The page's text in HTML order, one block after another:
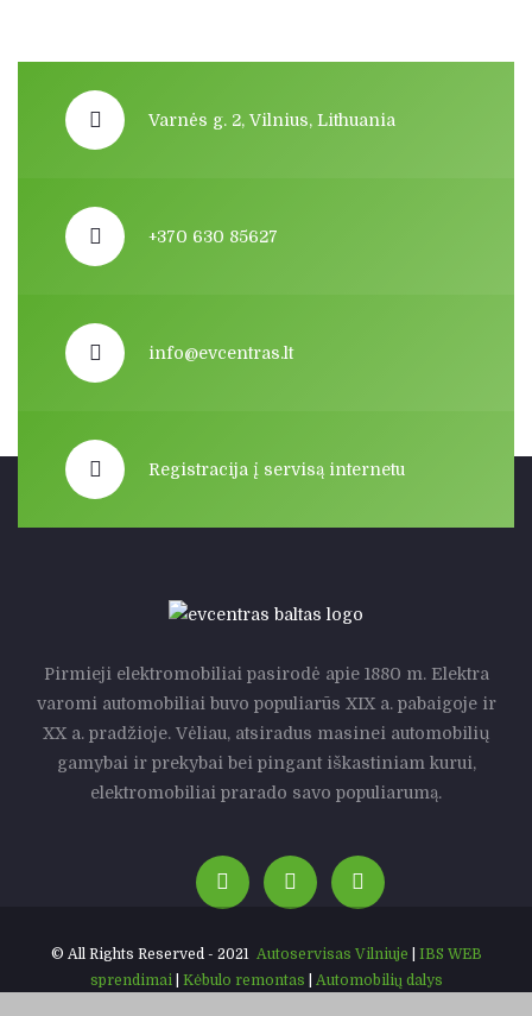
Varnės g. 2, Vilnius, Lithuania
+370 630 85627
info@evcentras.lt
Registracija į servisą internetu
Pirmieji elektromobiliai pasirodė apie 1880 m. Elektra
varomi automobiliai buvo populiarūs XIX a. pabaigoje ir
XX a. pradžioje. Vėliau, atsiradus masinei automobilių
gamybai ir prekybai bei pingant iškastiniam kurui,
elektromobiliai prarado savo populiarumą.
© All Rights Reserved - 2021 Autoservisas Vilniuje
IBS WEB
sprendimai| Kėbulo remontas Automobilių dalys